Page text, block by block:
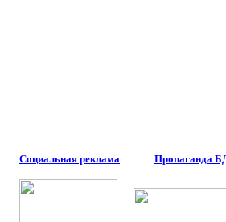
Социальная реклама Пропаганда